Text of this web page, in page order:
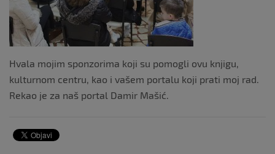
Hvala mojim sponzorima koji su pomogli ovu knjigu,
kulturnom centru, kao i vašem portalu koji prati moj rad.
Rekao je za naš portal Damir Mašić.